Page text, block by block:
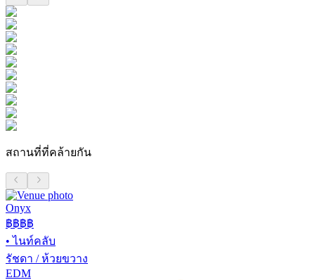
สถานที่ที่คล้ายกัน
Onyx
฿฿฿฿
•ไนท์คลับ
รัชดา / ห้วยขวาง
EDM